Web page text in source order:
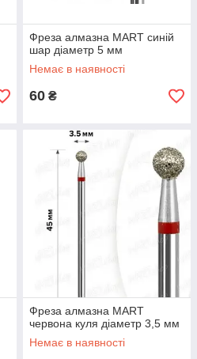
Фреза алмазна MART синій
шар діаметр 5 мм
Немає в наявності
60 ₴
Фреза алмазна MART
червона куля діаметр 3,5 мм
Немає в наявності